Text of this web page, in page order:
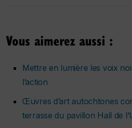
Vous aimerez aussi :
Mettre en lumière les voix
l’action
Œuvres d’art autochtones
terrasse du pavillon Hall de